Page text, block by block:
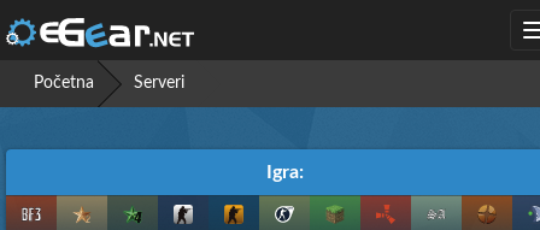
Početna
Serveri
Igra: